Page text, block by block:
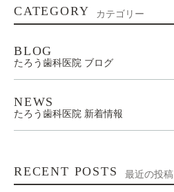
CATEGORY カテゴリー
BLOG
たろう歯科医院 ブログ
NEWS
たろう歯科医院 新着情報
RECENT POSTS 最近の投稿